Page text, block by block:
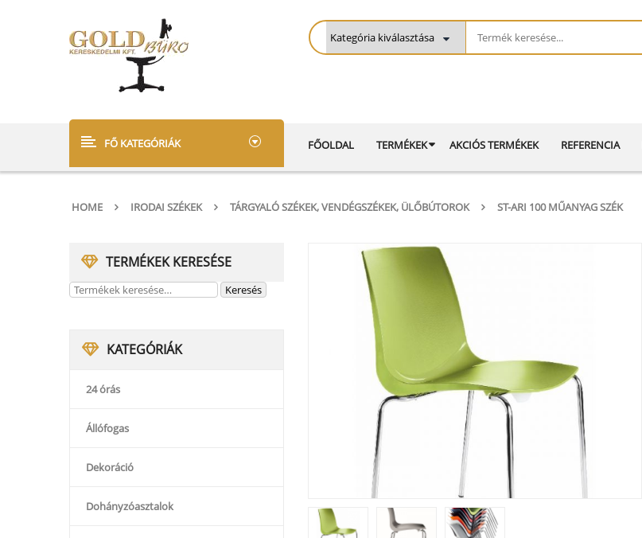
FŐ KATEGÓRIÁK FŐOLDAL TERMÉKEK AKCIÓS TERMÉKEK REFERENCIA
HOME IRODAI SZÉKEK TÁRGYALÓ SZÉKEK, VENDÉGSZÉKEK, ÜLŐBÚTOROK ST-ARI 100 MŰANYAG SZÉK
TERMÉKEK KERESÉSE
KATEGÓRIÁK
24 órás
Állófogas
Dekoráció
Dohányzóasztalok